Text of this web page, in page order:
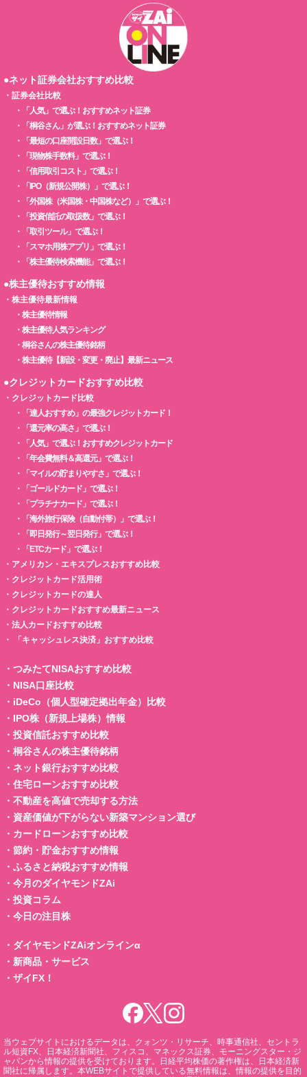
●ネット証券会社おすすめ比較
・ 証券会社比較
・
「人気」で選ぶ！おすすめネット証券
・
「桐谷さん」が選ぶ！おすすめネット証券
・
「最短の口座開設日数」で選ぶ！
・
「現物株手数料」で選ぶ！
・
「信用取引コスト」で選ぶ！
・
「IPO（新規公開株）」で選ぶ！
・
「外国株（米国株・中国株など）」で選ぶ！
・
「投資信託の取扱数」で選ぶ！
・
「取引ツール」で選ぶ！
・
「スマホ用株アプリ」で選ぶ！
・
「株主優待検索機能」で選ぶ！
●株主優待おすすめ情報
・ 株主優待最新情報
・ 株主優待情報
・ 株主優待人気ランキング
・ 桐谷さんの株主優待銘柄
・ 株主優待【新設・変更・廃止】最新ニュース
●クレジットカードおすすめ比較
・ クレジットカード比較
・
「達人おすすめ」の最強クレジットカード！
・
「還元率の高さ」で選ぶ！
・
「人気」で選ぶ！おすすめクレジットカード
・
「年会費無料＆高還元」で選ぶ！
・
「マイルの貯まりやすさ」で選ぶ！
・
「ゴールドカード」で選ぶ！
・
「プラチナカード」で選ぶ！
・
「海外旅行保険（自動付帯）」で選ぶ！
・
「即日発行～翌日発行」で選ぶ！
・
「ETCカード」で選ぶ！
・ アメリカン・エキスプレスおすすめ比較
・ クレジットカード活用術
・ クレジットカードの達人
・ クレジットカードおすすめ最新ニュース
・ 法人カードおすすめ比較
・
「キャッシュレス決済」おすすめ比較
・ つみたてNISAおすすめ比較
・ NISA口座比較
・ iDeCo（個人型確定拠出年金）比較
・ IPO株（新規上場株）情報
・ 投資信託おすすめ比較
・ 桐谷さんの株主優待銘柄
・ ネット銀行おすすめ比較
・ 住宅ローンおすすめ比較
・ 不動産を高値で売却する方法
・ 資産価値が下がらない新築マンション選び
・ カードローンおすすめ比較
・ 節約・貯金おすすめ情報
・ ふるさと納税おすすめ情報
・ 今月のダイヤモンドZAi
・ 投資コラム
・ 今日の注目株
・ ダイヤモンドZAiオンラインα
・ 新商品・サービス
・ ザイFX！
当ウェブサイトにおけるデータは、クォンツ・リサーチ、時事通信社、セントラ
ル短資FX、日本経済新聞社、フィスコ、マネックス証券、モーニングスター・ジ
ャパンから情報の提供を受けております。日経平均株価の著作権は、日本経済新
聞社に帰属します。本WEBサイトで提供している無料情報は、情報の提供を目的